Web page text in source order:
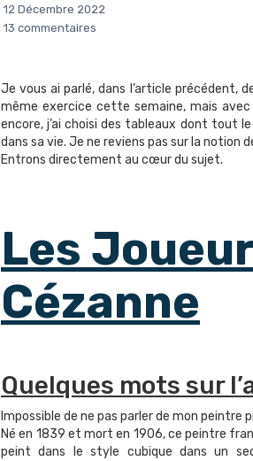
12 Décembre 2022
13 commentaires
Je vous ai parlé, dans l’article précédent,
même exercice cette semaine, mais
encore, j’ai choisi des tableaux dont tout
dans sa vie. Je ne reviens pas sur la notion
Entrons directement au cœur du sujet.
Les
Cézanne
Quelques mots sur
Impossible de ne pas parler de mon peintre
Né en 1839 et mort en 1906, ce peintre
peint dans le style cubique dans un